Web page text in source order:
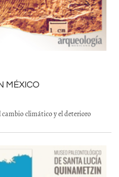
MÉXICO
cambio climático y el deterioro